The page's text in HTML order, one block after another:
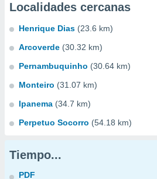
Localidades cercanas
Henrique Dias (23.6 km)
Arcoverde (30.32 km)
Pernambuquinho (30.64 km)
Monteiro (31.07 km)
Ipanema (34.7 km)
Perpetuo Socorro (54.18 km)
Tiempo...
PDF